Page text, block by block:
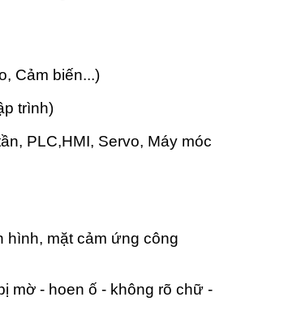
Cảm biến...)
trình)
PLC,HMI, Servo, Máy móc
hình, mặt cảm ứng công
mờ - hoen ố - không rõ chữ -